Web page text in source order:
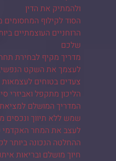
ולהמתיק את הדין
הסוד לקילוף המחסומים
הרוחניים העוצמתיים
שלכם
מדריך מקיף לבחירת
לעצמך את השקט הנפשי,
צעדים בטוחים
הליכון מתקפל ואביזרי
המדריך המושלם
שמש ללא תיווך ונכסים
לעצב את המחר
ההחלטה הנכונה ביותר
חיוך מושלם ובריאות